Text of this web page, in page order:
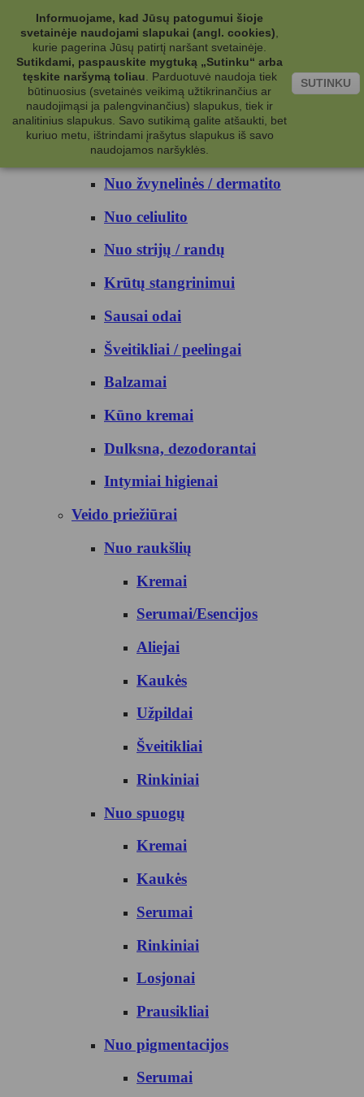
Kategorijos
Kosmetika
Kūno priežiūrai
Nuo prakaito
Kūno prausikliai
Nuo žvynelinės / dermatito
Nuo celiulito
Nuo strijų / randų
Krūtų stangrinimui
Sausai odai
Šveitikliai / peelingai
Balzamai
Kūno kremai
Dulksna, dezodorantai
Intymiai higienai
Veido priežiūrai
Nuo raukšlių
Kremai
Serumai/Esencijos
Aliejai
Kaukės
Užpildai
Šveitikliai
Rinkiniai
Nuo spuogų
Kremai
Kaukės
Serumai
Rinkiniai
Losjonai
Prausikliai
Nuo pigmentacijos
Serumai
Informuojame, kad Jūsų patogumui šioje
svetainėje naudojami slapukai (angl. cookies)
kurie pagerina Jūsų patirtį naršant svetainėje.
Sutikdami, paspauskite mygtuką „Sutinku“ arba
tęskite naršymą toliau
Parduotuvė naudoja tiek
būtinuosius (svetainės veikimą užtikrinančius ar
naudojimąsi ja palengvinančius) slapukus, tiek ir
analitinius slapukus. Savo sutikimą galite atšaukti, bet
kuriuo metu, ištrindami įrašytus slapukus iš savo
naudojamos naršyklės.
SUTINKU